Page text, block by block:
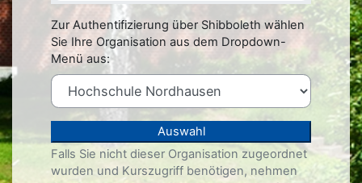
Zur Authentifizierung über Shibboleth wählen
Sie Ihre Organisation aus dem Dropdown-
Menü aus:
Auswahl
Falls Sie nicht dieser Organisation zugeordnet
wurden und Kurszugriff benötigen, nehmen